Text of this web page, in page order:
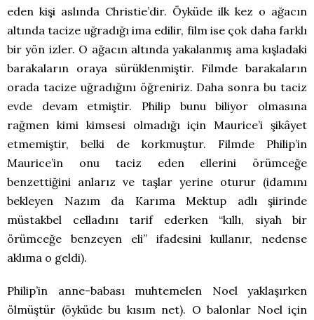
eden kişi aslında Christie’dir. Öyküde ilk kez o ağacın
altında tacize uğradığı ima edilir, film ise çok daha farklı
bir yön izler. O ağacın altında yakalanmış ama kışladaki
barakaların oraya sürüklenmiştir. Filmde barakaların
orada tacize uğradığını öğreniriz. Daha sonra bu taciz
evde devam etmiştir. Philip bunu biliyor olmasına
rağmen kimi kimsesi olmadığı için Maurice’i şikâyet
etmemiştir, belki de korkmuştur. Filmde Philip’in
Maurice’in onu taciz eden ellerini örümceğe
benzettiğini anlarız ve taşlar yerine oturur (idamını
bekleyen Nazım da Karıma Mektup adlı şiirinde
müstakbel celladını tarif ederken “kıllı, siyah bir
örümceğe benzeyen eli” ifadesini kullanır, nedense
aklıma o geldi).
Philip’in anne-babası muhtemelen Noel yaklaşırken
ölmüştür (öyküde bu kısım net). O balonlar Noel için